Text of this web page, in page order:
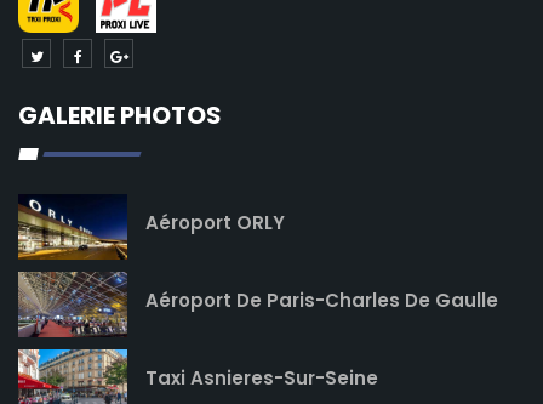
GALERIE PHOTOS
Aéroport ORLY
Aéroport De Paris-Charles De Gaulle
Taxi Asnieres-Sur-Seine